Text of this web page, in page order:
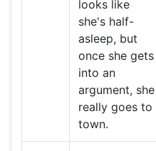
looks like
she's half-
asleep, but
once she gets
into an
argument, she
really goes to
town.